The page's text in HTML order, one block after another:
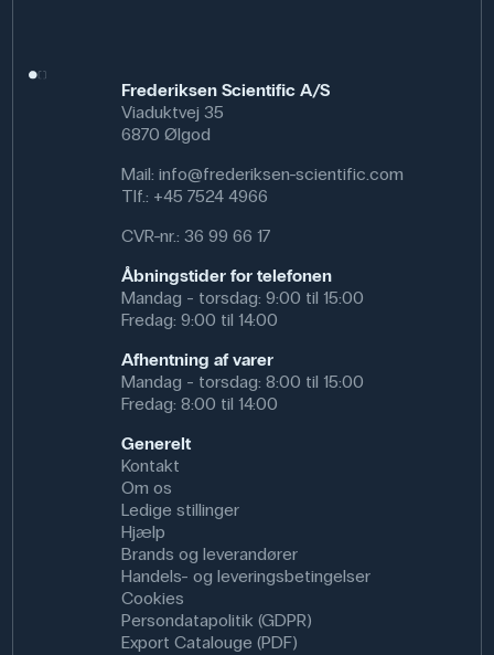
Specifikationer
Farve: Grøn
Strøm: 0.2 A
Lampefatning: E10
Frederiksen Scientific A/S
Viaduktvej 35
6870 Ølgod
Mail: info@frederiksen-scientific.com
Tlf.: +45 7524 4966
CVR-nr.: 36 99 66 17
Åbningstider for telefonen
Mandag - torsdag: 9:00 til 15:00
Fredag: 9:00 til 14:00
Afhentning af varer
Mandag - torsdag: 8:00 til 15:00
Fredag: 8:00 til 14:00
Generelt
Kontakt
Om os
Ledige stillinger
Hjælp
Brands og leverandører
Handels- og leveringsbetingelser
Cookies
Persondatapolitik (GDPR)
Export Catalouge (PDF)